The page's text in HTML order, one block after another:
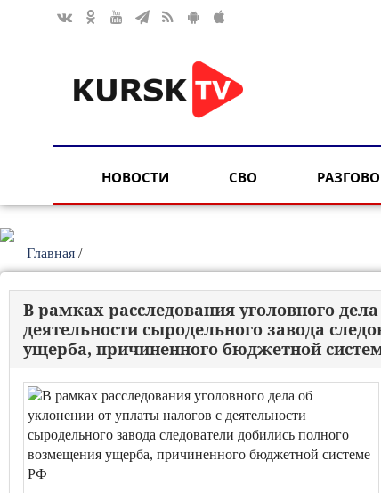
НОВОСТИ СВО
Главная /
В рамках расследования уголовного
деятельности сыродельного завода
ущерба, причиненного бюджетной